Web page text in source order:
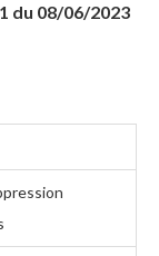
du 08/06/2023